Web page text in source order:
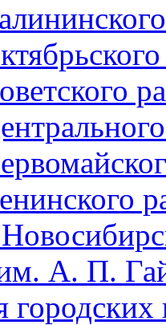
А. П.
городских